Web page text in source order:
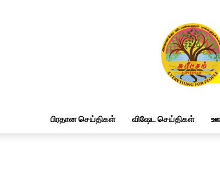
பிரதான செய்திகள் விஷேட செய்திகள்